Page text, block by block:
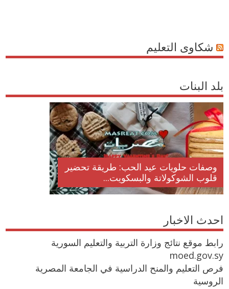
شكاوى التعليم
بلد البنات
وصفات حلويات
قلوب
أكلات عيد راس السنة الميلادية
المجيد الكريسما...
احدث الاخبار
رابط موقع نتائج وزارة التربية والتعليم السورية
moed.gov.sy
فرص التعليم والمنح الدراسية في الجامعة المصرية
الروسية